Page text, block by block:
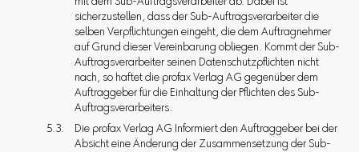
sicherzustellen, dass der Sub-Auftragsverarbeiter die
selben Verpflichtungen eingeht, die dem Auftragnehmer
auf Grund dieser Vereinbarung obliegen. Kommt der Sub-
Auftragsverarbeiter seinen Datenschutzpflichten nicht
nach, so haftet die profax Verlag AG gegenüber dem
Auftraggeber für die Einhaltung der Pflichten des Sub-
Auftragsverarbeiters.
Die profax Verlag AG Informiert den Auftraggeber bei der
Absicht eine Änderung der Zusammensetzung der Sub-